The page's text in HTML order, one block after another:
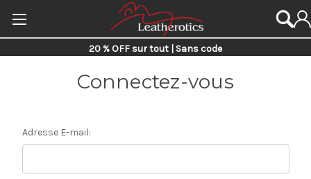
20 % OFF sur tout | Sans code
Connectez-vous
Adresse E-mail: